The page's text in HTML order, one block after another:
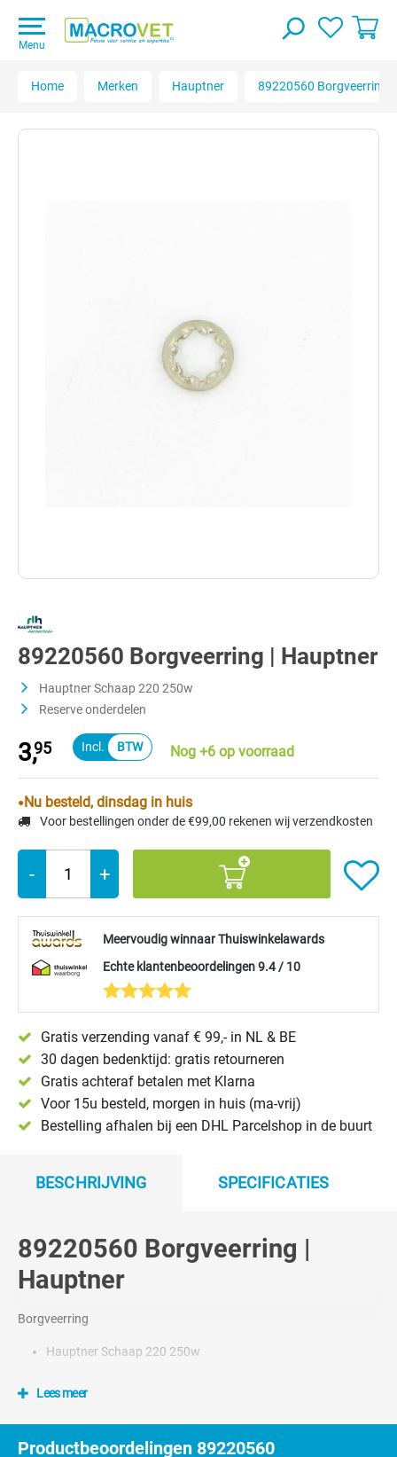
Menu
Home Merken Hauptner 89220560 Borgveerring
89220560 Borgveerring | Hauptner
Hauptner Schaap 220 250w
Reserve onderdelen
3,95 Nog +6 op voorraad
Nu besteld, dinsdag in huis
Voor bestellingen onder de €99,00 rekenen wij verzendkosten
- +
Meervoudig winnaar Thuiswinkelawards
Echte klantenbeoordelingen 9.4 / 10
Gratis verzending vanaf € 99,- in NL & BE
30 dagen bedenktijd: gratis retourneren
Gratis achteraf betalen met Klarna
Voor 15u besteld, morgen in huis (ma-vrij)
Bestelling afhalen bij een DHL Parcelshop in de buurt
BESCHRIJVING SPECIFICATIES
89220560 Borgveerring |
Hauptner
Borgveerring
Hauptner Schaap 220 250w
Lees meer
Productbeoordelingen 89220560